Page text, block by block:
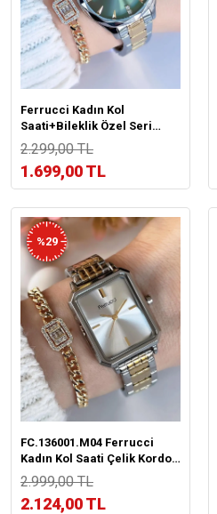
Ferrucci Kadın Kol
Saati+Bileklik Özel Seri
Çelik Kordon Kararma Renk
Atma Yapmaz BİLEKTE.F.05
2.299,00 TL
1.699,00 TL
%29
FC.136001.M04 Ferrucci
Kadın Kol Saati Çelik Kordon
3 Atm Kararma Renk Atma
Yapmaz+Bileklik
2.999,00 TL
2.124,00 TL